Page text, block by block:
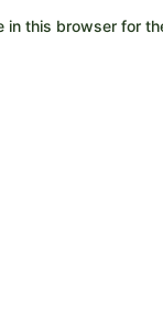
in this browser for